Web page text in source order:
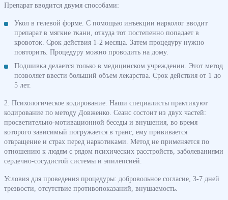
Препарат вводится двумя способами:
Укол в гелевой форме. С помощью инъекции нарколог вводит
препарат в мягкие ткани, откуда тот постепенно попадает в
кровоток. Срок действия 1-2 месяца. Затем процедуру нужно
повторить. Процедуру можно проводить на дому.
Подшивка делается только в медицинском учреждении. Этот метод
позволяет ввести больший объем лекарства. Срок действия от 1 до
5 лет.
2. Психологическое кодирование. Наши специалисты практикуют
кодирование по методу Довженко. Сеанс состоит из двух частей:
просветительно-мотивационной беседы и внушения, во время
которого зависимый погружается в транс, ему прививается
отвращение и страх перед наркотиками. Метод не применяется по
отношению к людям с рядом психических расстройств, заболеваниями
сердечно-сосудистой системы и эпилепсией.
Условия для проведения процедуры: добровольное согласие, 3-7 дней
трезвости, отсутствие противопоказаний, внушаемость.